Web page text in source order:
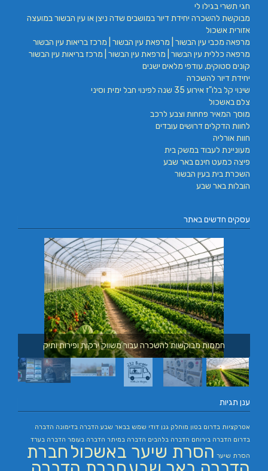
חגי תשרי בגילו לי
מבוקשת להשכרה יחידת דיור במושבים שדה ניצן או עין הבשור במועצה
אזורית אשכול
מרפאה מכבי עין הבשור | מרפאת עין הבשור | מרכז בריאות עין הבשור
מרפאה כללית עין הבשור | מרפאת עין הבשור | מרכז בריאות עין הבשור
קונים סטוקים, עודפי מלאים ישנים
יחידת דיור להשכרה
שינוי קל בלו"ז אירוע 35 שנה לפינוי חבל ימית וסיני
צלם באשכול
מוסך המאיר פחחות וצבע לרכב
לחוות הדקלים דרושים עובדים
חוות אורליה
מעוניינת לעבוד במשק בית
פיצה כמעט חינם באר שבע
השכרת בית בעין הבשור
הובלות באר שבע
עסקים חדשים באתר
חממות מבוקשות להשכרה עבור משווק ירקות ופירות ותיק
ענן תגיות
אטרקציות בדרום בטון מוחלק גנן דודי שמש בבאר שבע הדברה בדימונה הדברה
בדרום הדברה בירוחם הדברה בלהבים הדברה במיתר הדברה בעומר הדברה בערד
הסרת שיער הסרת שיער באשכול חברת